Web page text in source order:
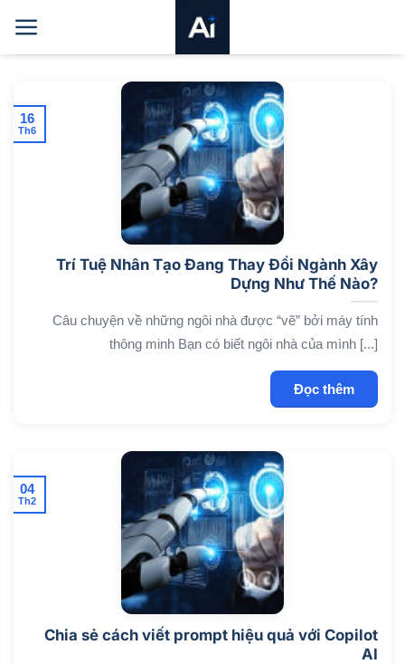
qua
nội
Trí Tuệ Nhân Tạo Đang Thay Đổi Ngành Xây
Dựng Như Thế Nào?
Câu chuyện về những ngôi nhà được “vẽ” bởi máy tính
thông minh Bạn có biết ngôi nhà của mình [...]
Đọc thêm
16
Th6
Chia sẻ cách viết prompt hiệu quả với Copilot
AI
04
Th2